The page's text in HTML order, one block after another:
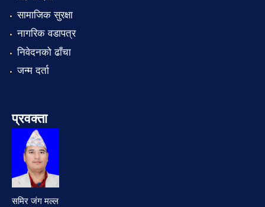
सामाजिक सुरक्षा
नागरिक वडापत्र
निवेदनको ढाँचा
जन्म दर्ता
प्रवक्ता
समिर जंग मल्ल